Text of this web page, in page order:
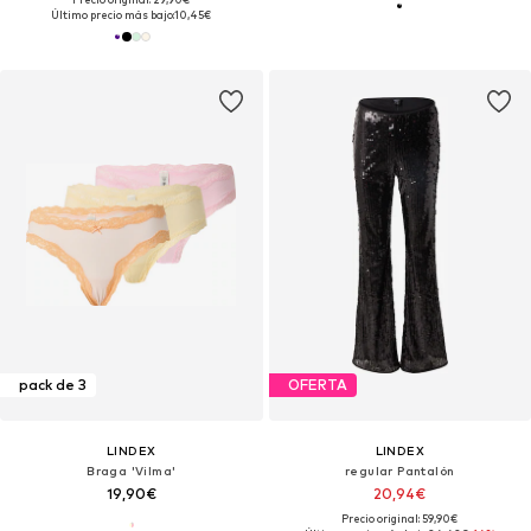
Último precio más bajo:10,45€
pack de 3
LINDEX
Braga 'Vilma'
19,90€
OFERTA
LINDEX
regular Pantalón
20,94€
Precio original: 59,90€